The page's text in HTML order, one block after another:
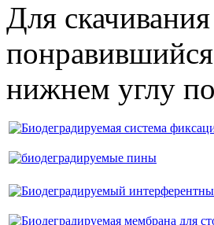
Для
нижнем углу